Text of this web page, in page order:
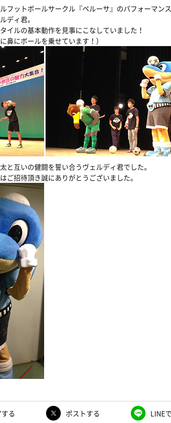
フットボールサークル『ペルーサ』のパフォーマンス
ディ君。
イルの基本動作を見事にこなしていました！
鼻にボールを乗せています！）
と互いの健闘を誓い合うヴェルディ君でした。
ご招待頂き誠にありがとうございました。
る ポストする LINE